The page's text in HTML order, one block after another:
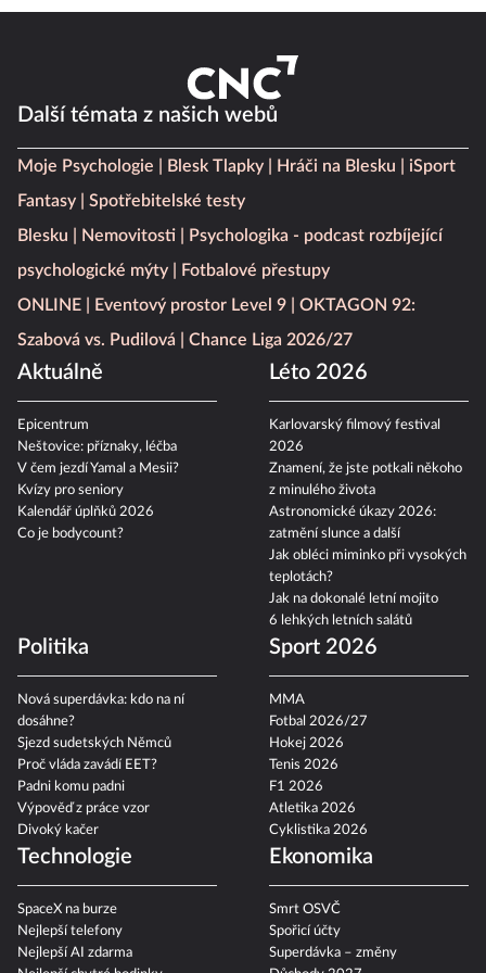
Další témata z našich webů
Moje Psychologie Blesk Tlapky Hráči na Blesku
iSport
Fantasy
Spotřebitelské testy
Blesku
Nemovitosti
Psychologika - podcast rozbíjející
psychologické mýty
Fotbalové přestupy
ONLINE
Eventový prostor Level 9
OKTAGON 92:
Szabová vs. Pudilová
Chance Liga 2026/27
Aktuálně
Epicentrum
Neštovice: příznaky, léčba
V čem jezdí Yamal a Mesii?
Kvízy pro seniory
Kalendář úplňků 2026
Co je bodycount?
Léto 2026
Karlovarský filmový festival
2026
Znamení, že jste potkali někoho
z minulého života
Astronomické úkazy 2026:
zatmění slunce a další
Jak obléci miminko při vysokých
teplotách?
Jak na dokonalé letní mojito
6 lehkých letních salátů
Politika
Nová superdávka: kdo na ní
dosáhne?
Sjezd sudetských Němců
Proč vláda zavádí EET?
Padni komu padni
Výpověď z práce vzor
Divoký kačer
Sport 2026
MMA
Fotbal 2026/27
Hokej 2026
Tenis 2026
F1 2026
Atletika 2026
Cyklistika 2026
Technologie
SpaceX na burze
Nejlepší telefony
Nejlepší AI zdarma
Ekonomika
Smrt OSVČ
Spořicí účty
Superdávka – změny